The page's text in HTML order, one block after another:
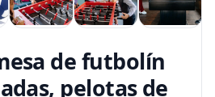
de futbolín
pelotas de